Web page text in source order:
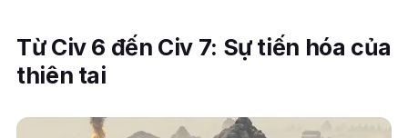
Từ Civ 6 đến Civ 7: Sự tiến hóa của
thiên tai